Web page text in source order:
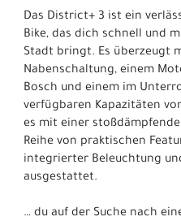
Das District+ 3 ist ein
Bike, das dich schnell und
Stadt bringt. Es überzeugt
Nabenschaltung, einem
Bosch und einem im
verfügbaren Kapazitäten
es mit einer
Reihe von praktischen
integrierter Beleuchtung
ausgestattet.
… du auf der Suche nach